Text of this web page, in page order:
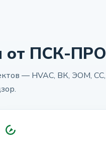
от ПСК-ПРО
— HVAC, ВК, ЭОМ, СС,